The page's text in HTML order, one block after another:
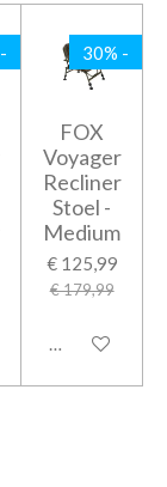
30% -
FOX
Voyager
Recliner
Stoel -
Medium
€ 125,99
€ 179,99
Houd mij op